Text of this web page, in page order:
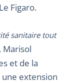
Figaro.
sanitaire tout
Marisol
et de la
une extension